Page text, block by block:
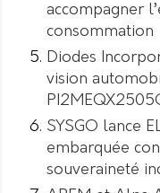
accompagner
consommation
Diodes
vision
SYSGO lance
embarquée
souveraineté